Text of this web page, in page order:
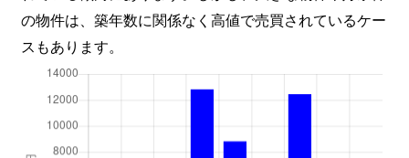
の物件は、築年数に関係なく高値で売買されているケー
スもあります。